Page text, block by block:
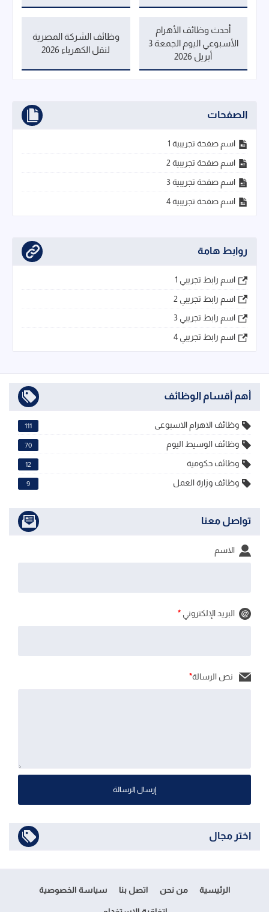
أحدث وظائف الأهرام
الأسبوعي اليوم الجمعة 3
أبريل 2026
وظائف الشركة المصرية
لنقل الكهرباء 2026
الصفحات
اسم صفحة تجريبية 1
اسم صفحة تجريبية 2
اسم صفحة تجريبية 3
اسم صفحة تجريبية 4
روابط هامة
اسم رابط تجريبي 1
اسم رابط تجريبي 2
اسم رابط تجريبي 3
اسم رابط تجريبي 4
أهم أقسام الوظائف
وظائف الاهرام الاسبوعى 111
وظائف الوسيط اليوم 70
وظائف حكومية 12
وظائف وزارة العمل 9
تواصل معنا
الاسم
البريد الإلكتروني *
نص الرسالة*
إرسال الرسالة
اختر مجال
الرئيسية من نحن اتصل بنا سياسة الخصوصية